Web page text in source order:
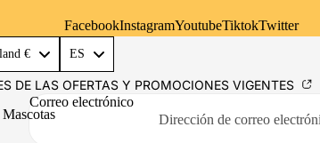
esenciales
Mascotas
FacebookInstagramYoutubeTiktokTwitter
€ ES
DE LAS OFERTAS Y PROMOCIONES VIGENTES
Correo electrónico